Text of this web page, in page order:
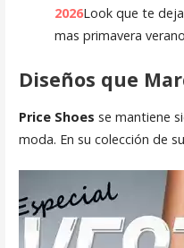
2026Look que te
mas primavera
Diseños que
Price Shoes se mantiene
moda. En su colección de